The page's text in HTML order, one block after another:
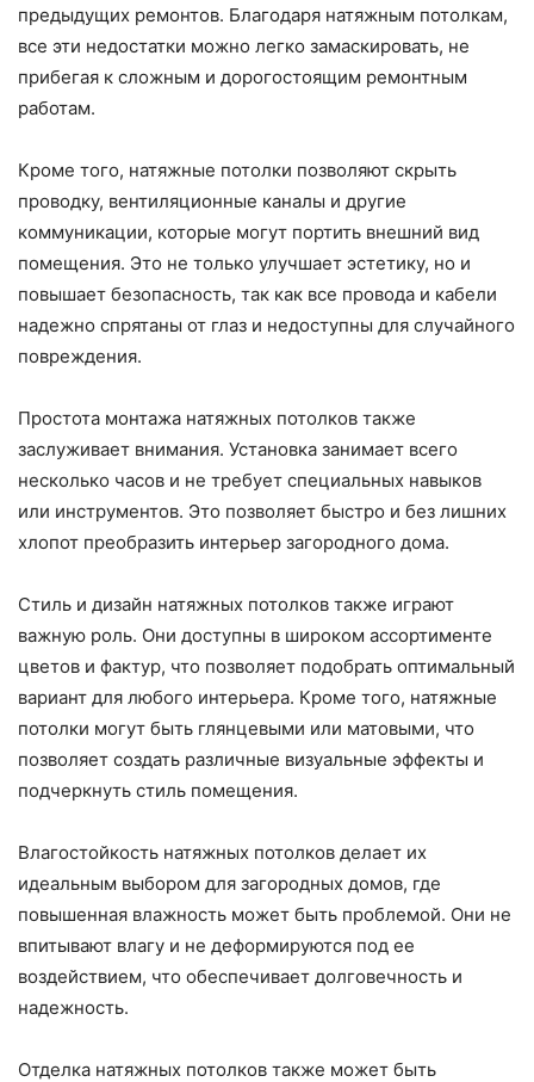
предыдущих ремонтов. Благодаря натяжным потолкам,
все эти недостатки можно легко замаскировать, не
прибегая к сложным и дорогостоящим ремонтным
работам.
Кроме того, натяжные потолки позволяют скрыть
проводку, вентиляционные каналы и другие
коммуникации, которые могут портить внешний вид
помещения. Это не только улучшает эстетику, но и
повышает безопасность, так как все провода и кабели
надежно спрятаны от глаз и недоступны для случайного
повреждения.
Простота монтажа натяжных потолков также
заслуживает внимания. Установка занимает всего
несколько часов и не требует специальных навыков
или инструментов. Это позволяет быстро и без лишних
хлопот преобразить интерьер загородного дома.
Стиль и дизайн натяжных потолков также играют
важную роль. Они доступны в широком ассортименте
цветов и фактур, что позволяет подобрать оптимальный
вариант для любого интерьера. Кроме того, натяжные
потолки могут быть глянцевыми или матовыми, что
позволяет создать различные визуальные эффекты и
подчеркнуть стиль помещения.
Влагостойкость натяжных потолков делает их
идеальным выбором для загородных домов, где
повышенная влажность может быть проблемой. Они не
впитывают влагу и не деформируются под ее
воздействием, что обеспечивает долговечность и
надежность.
Отделка натяжных потолков также может быть